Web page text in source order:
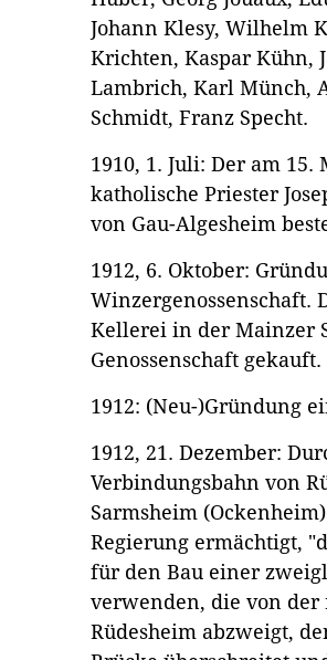
Johann Klesy, Wilhelm
Krichten, Kaspar Kühn,
Lambrich, Karl Münch,
Schmidt, Franz Specht.
1910, 1. Juli: Der am
katholische Priester
von Gau-Algesheim
1912, 6. Oktober:
Winzergenossenschaft.
Kellerei in der Mainzer
Genossenschaft gekauft.
1912: (Neu-)Gründung
1912, 21. Dezember:
Verbindungsbahn von
Sarmsheim
Regierung ermächtigt,
für den Bau einer
verwenden, die von der
Rüdesheim abzweigt,